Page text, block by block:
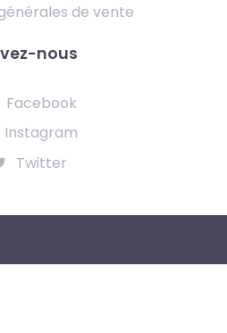
de vente
nous
Facebook
Instagram
Twitter